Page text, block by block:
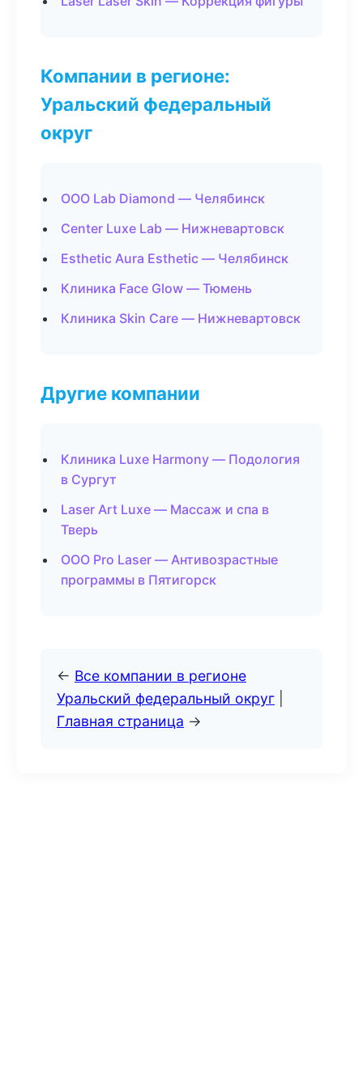
Компании в регионе:
Уральский федеральный
округ
ООО Lab Diamond — Челябинск
Center Luxe Lab — Нижневартовск
Esthetic Aura Esthetic — Челябинск
Клиника Face Glow — Тюмень
Клиника Skin Care — Нижневартовск
Другие компании
Клиника Luxe Harmony — Подология
в Сургут
Laser Art Luxe — Массаж и спа в
Тверь
ООО Pro Laser — Антивозрастные
программы в Пятигорск
← Все компании в регионе
Уральский федеральный округ
Главная страница →